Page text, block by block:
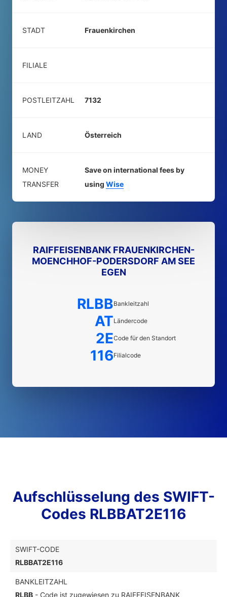
STADT Frauenkirchen
FILIALE
POSTLEITZAHL 7132
LAND Österreich
MONEY
TRANSFER
Save on international fees by
using Wise
RAIFFEISENBANK FRAUENKIRCHEN-
MOENCHHOF-PODERSDORF AM SEE
EGEN
RLBBBankleitzahl
ATLändercode
2ECode für den Standort
116Filialcode
Aufschlüsselung des SWIFT-
Codes RLBBAT2E116
SWIFT-CODE
RLBBAT2E116
BANKLEITZAHL
RLBB - Code ist zugewiesen zu RAIFFEISENBANK